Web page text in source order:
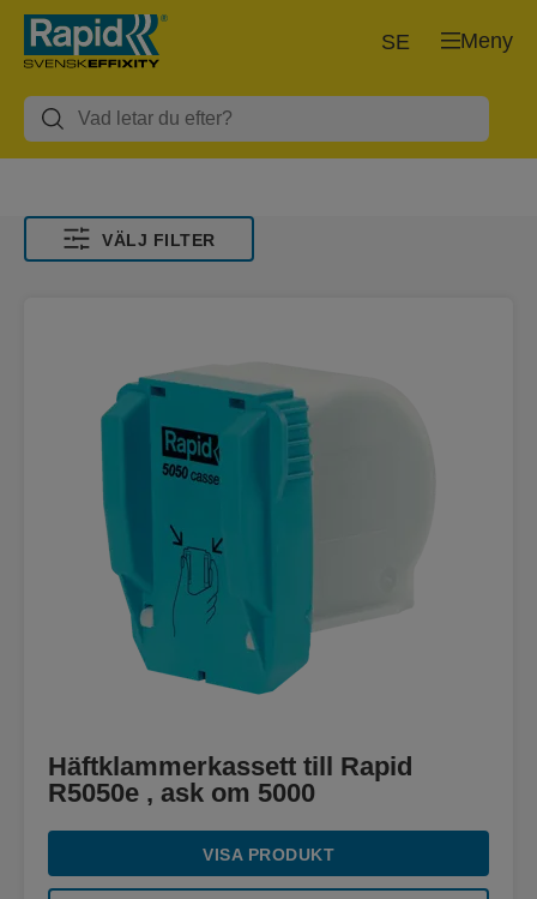
Meny
SE
VÄLJ FILTER
Häftklammerkassett till Rapid
R5050e , ask om 5000
VISA PRODUKT